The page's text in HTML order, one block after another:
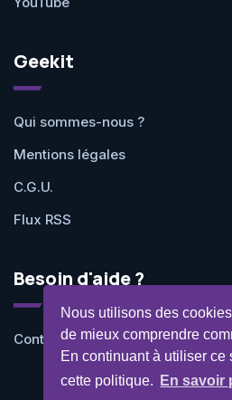
Nous utilisons des
de mieux comprendre
En continuant à utiliser ce
cette politique.
En savoir
Geekit
Qui sommes-nous ?
Mentions légales
C.G.U.
Flux RSS
Besoin d'aide ?
Contactez-nous